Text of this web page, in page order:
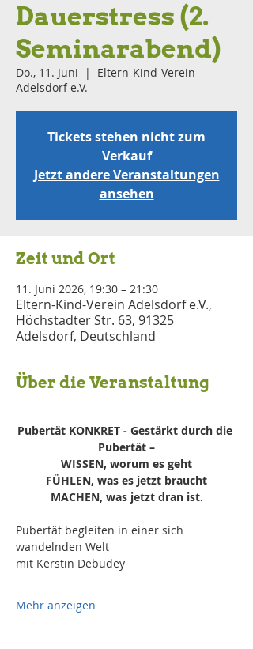
Dauerstress (2.
Seminarabend)
Do., 11. Juni
  |
Eltern-Kind-Verein
Adelsdorf e.V.
Tickets stehen nicht zum
Verkauf
Jetzt andere Veranstaltungen
ansehen
Zeit und Ort
11. Juni 2026, 19:30 – 21:30
Eltern-Kind-Verein Adelsdorf e.V.,
Höchstadter Str. 63, 91325
Adelsdorf, Deutschland
Über die Veranstaltung
Pubertät KONKRET - Gestärkt durch die
Pubertät –
WISSEN, worum es geht
FÜHLEN, was es jetzt braucht
MACHEN, was jetzt dran ist.
Pubertät begleiten in einer sich
wandelnden Welt
mit Kerstin Debudey
Mehr anzeigen